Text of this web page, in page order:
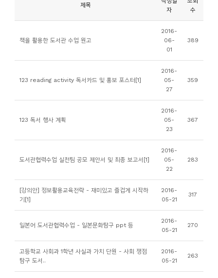
제목
자
수
책을 활용한 도서관 수업 원고
2016-
06-
01
389
123 reading activity 독서카드 및 홍보 포스터[1]
2016-
05-
27
359
123 독서 행사 계획
2016-
05-
23
367
도서관협력수업 실천팀 공모 제안서 및 최종 보고서[1]
2016-
05-
22
283
[강의안] 정보활용교육전략 - 재미있고 즐겁게 시작하
기[1]
2016-
05-21
317
일본어 도서관협력수업 - 일본문화탐구 ppt 등
2016-
05-21
270
고등학교 사회과 1학년 사실과 가치 단원 - 사회 쟁점
탐구 도서..
2016-
05-21
263
소